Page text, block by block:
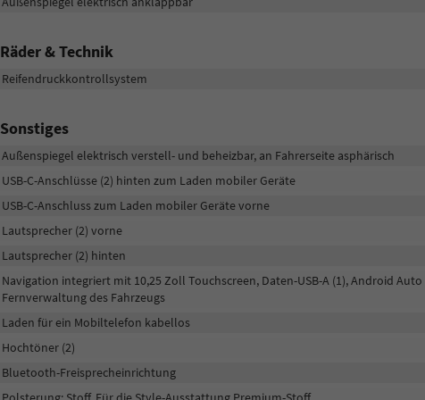
Räder & Technik
Reifendruckkontrollsystem
Sonstiges
Außenspiegel elektrisch verstell- und beheizbar, an Fahrerseite asphärisch
USB-C-Anschlüsse (2) hinten zum Laden mobiler Geräte
USB-C-Anschluss zum Laden mobiler Geräte vorne
Lautsprecher (2) vorne
Lautsprecher (2) hinten
Navigation integriert mit 10,25 Zoll Touchscreen, Daten-USB-A (1), Android
Fernverwaltung des Fahrzeugs
Laden für ein Mobiltelefon kabellos
Hochtöner (2)
Bluetooth-Freisprecheinrichtung